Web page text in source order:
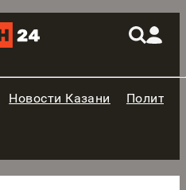
Новости Казани